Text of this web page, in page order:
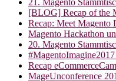
21. Magento
[BLOG] Recap of the
Recap: Meet Magento
Magento Hackathon
20. Magento
Recap
MageUnconference